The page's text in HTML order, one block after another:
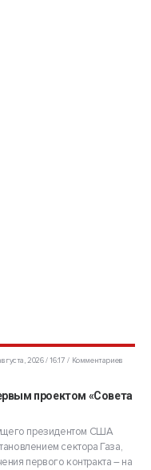
2026 / 16:17
Комментариев
проектом «Совета
президентом США
сектора Газа,
первого контракта – на